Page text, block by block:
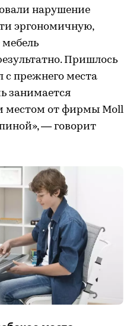
нарушение
эргономичную,
Пришлось
с прежнего места
занимается
местом от фирмы Moll
— говорит